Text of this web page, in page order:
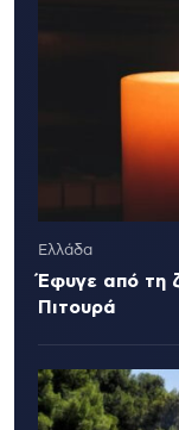
Ελλάδα
Έφυγε από τη
Πιτουρά